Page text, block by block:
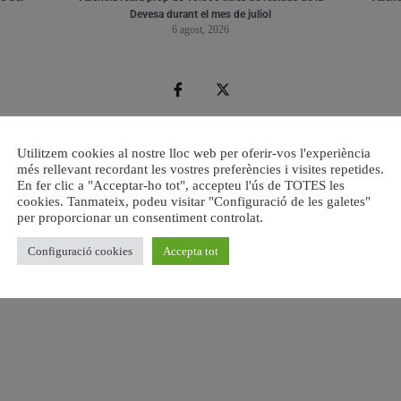
Devesa durant el mes de juliol
6 agost, 2026
Utilitzem cookies al nostre lloc web per oferir-vos l'experiència
més rellevant recordant les vostres preferències i visites repetides.
En fer clic a "Acceptar-ho tot", accepteu l'ús de TOTES les
cookies. Tanmateix, podeu visitar "Configuració de les galetes"
per proporcionar un consentiment controlat.
Configuració cookies Accepta tot